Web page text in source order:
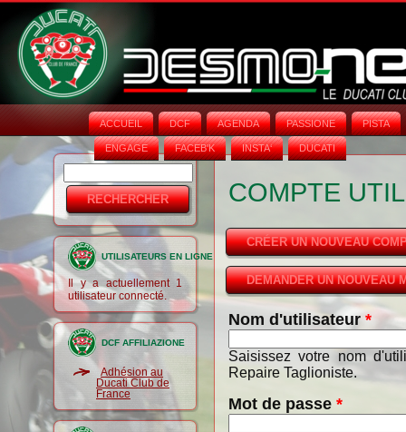
ACCUEIL DCF AGENDA PASSIONE PISTA
ENGAGE FACEB'K INSTA‘ DUCATI
Formulaire
de
recherche
UTILISATEURS EN LIGNE
Il y a actuellement 1
utilisateur connecté.
DCF AFFILIAZIONE
Adhésion au
Ducati Club de
France
COMPTE
CRÉER UN NOUVEAU
DEMANDER UN NOUVEAU
Nom d'utilisateur *
Saisissez votre nom
Repaire Taglioniste.
Mot de passe *